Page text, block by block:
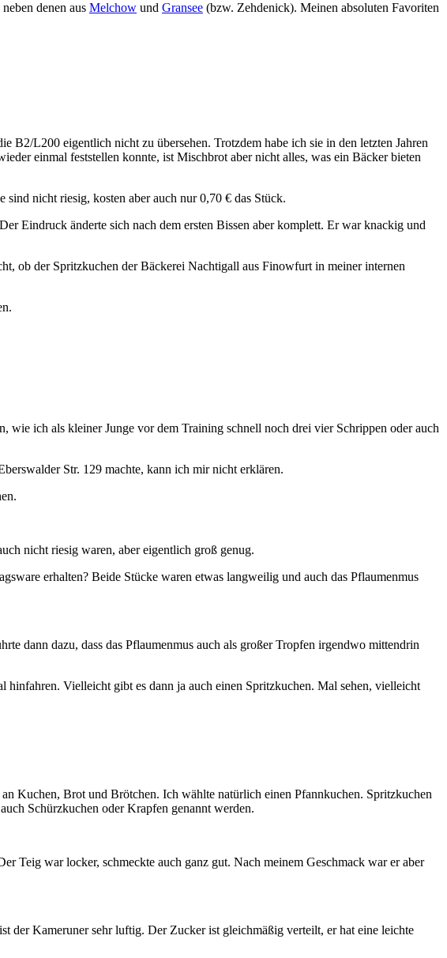
denen aus Melchow und Gransee (bzw. Zehdenick). Meinen absoluten Favoriten
L200 eigentlich nicht zu übersehen. Trotzdem habe ich sie in den letzten Jahren
einmal feststellen konnte, ist Mischbrot aber nicht alles, was ein Bäcker bieten
nicht riesig, kosten aber auch nur 0,70 € das Stück.
Eindruck änderte sich nach dem ersten Bissen aber komplett. Er war knackig und
ob der Spritzkuchen der Bäckerei Nachtigall aus Finowfurt in meiner internen
ich als kleiner Junge vor dem Training schnell noch drei vier Schrippen oder auch
Str. 129 machte, kann ich mir nicht erklären.
nicht riesig waren, aber eigentlich groß genug.
erhalten? Beide Stücke waren etwas langweilig und auch das Pflaumenmus
dann dazu, dass das Pflaumenmus auch als großer Tropfen irgendwo mittendrin
Vielleicht gibt es dann ja auch einen Spritzkuchen. Mal sehen, vielleicht
Kuchen, Brot und Brötchen. Ich wählte natürlich einen Pfannkuchen. Spritzkuchen
Schürzkuchen oder Krapfen genannt werden.
Teig war locker, schmeckte auch ganz gut. Nach meinem Geschmack war er aber
der Kameruner sehr luftig. Der Zucker ist gleichmäßig verteilt, er hat eine leichte